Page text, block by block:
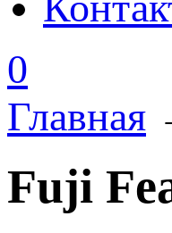
0
Главная
Fuji